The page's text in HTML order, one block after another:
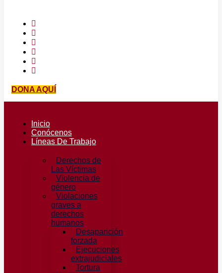
DONA AQUÍ
Inicio
Conócenos
Líneas De Trabajo
Derechos de
Las Víctimas
Violencia de
género
Violaciones
graves a
derechos
humanos
Desaparición
forzada​
Ejecuciones
extrajudiciales
Tortura